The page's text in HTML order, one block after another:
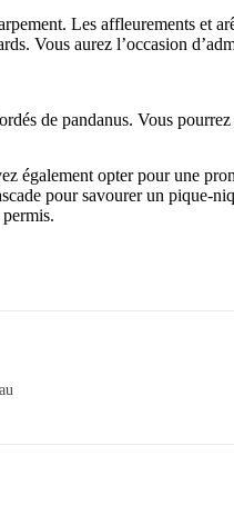
Les affleurements et
Vous aurez l’occasion
de pandanus. Vous
également opter pour une
pour savourer un